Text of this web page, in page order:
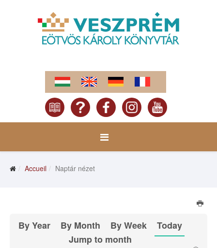
Accueil Naptár nézet
By Year By Month By Week
Today
Jump to month